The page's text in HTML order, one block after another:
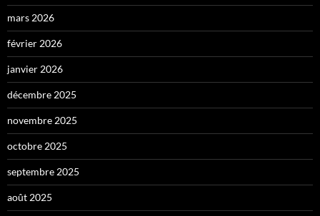
mars 2026
février 2026
janvier 2026
décembre 2025
novembre 2025
octobre 2025
septembre 2025
août 2025